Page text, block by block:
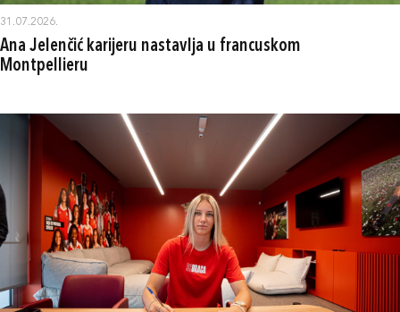
31.07.2026.
Ana Jelenčić karijeru nastavlja u francuskom
Montpellieru